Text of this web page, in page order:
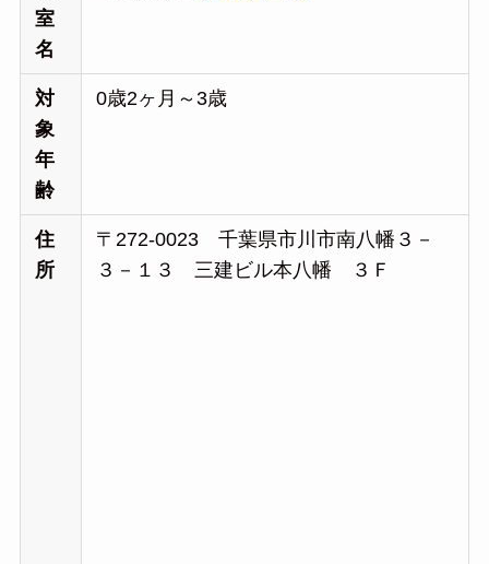
室
名
対
象
年
齢
0歳2ヶ月～3歳
住
所
〒272-0023 千葉県市川市南八幡３－
３－１３ 三建ビル本八幡 ３Ｆ